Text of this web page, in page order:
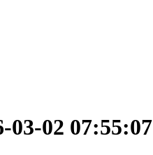
02 07:55:07